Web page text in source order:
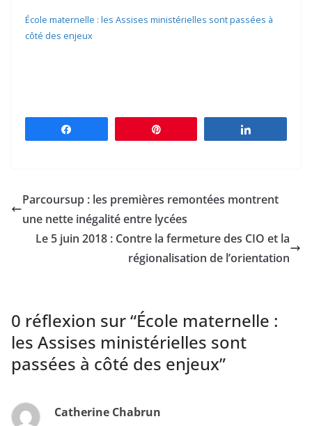
École maternelle : les Assises ministérielles sont passées à
côté des enjeux
Parcoursup : les premières remontées montrent
une nette inégalité entre lycées
Le 5 juin 2018 : Contre la fermeture des CIO et la
régionalisation de l’orientation
0 réflexion sur “École maternelle :
les Assises ministérielles sont
passées à côté des enjeux”
Catherine Chabrun